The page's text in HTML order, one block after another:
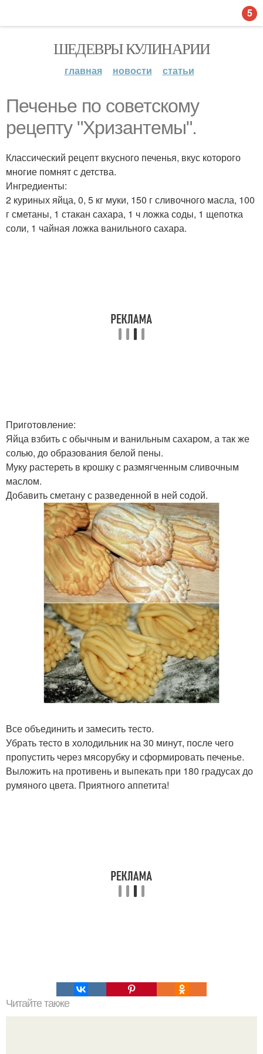
ШЕДЕВРЫ КУЛИНАРИИ
главная новости статьи
Печенье по советскому
pецепту "Хpизантемы".
Классический рецепт вкусного печенья, вкус которого
многие помнят с детства.
Ингредиенты:
2 куриных яйца, 0, 5 кг муки, 150 г сливочного масла, 100
г сметаны, 1 стакан сахара, 1 ч ложка соды, 1 щепотка
соли, 1 чайная ложка ванильного сахара.
Приготовление:
Яйца взбить с обычным и ванильным сахаром, а так же
солью, до образования белой пены.
Муку растереть в крошку с размягченным сливочным
маслом.
Добавить сметану с разведенной в ней содой.
Все объединить и замесить тесто.
Убрать тесто в холодильник на 30 минут, после чего
пропустить через мясорубку и сформировать печенье.
Выложить на противень и выпекать при 180 градусах до
румяного цвета. Приятного аппетита!
Читайте также
5